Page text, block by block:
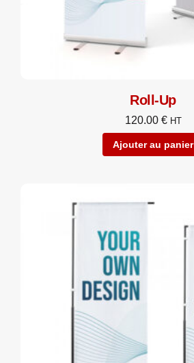
Roll-Up
120.00 € HT
Ajouter au panier